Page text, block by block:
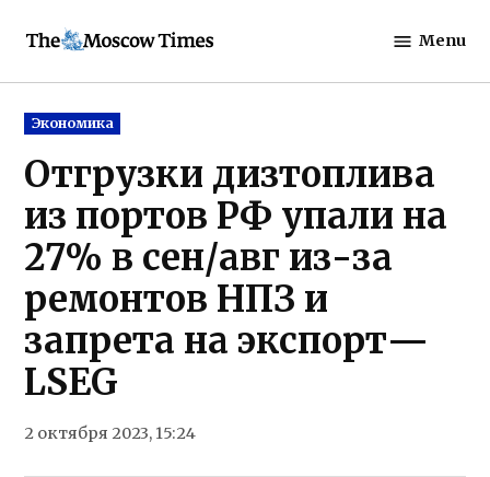
Moscow
Menu
Posted
in
Экономика
Отгрузки дизтоплива
из портов РФ упали на
27% в сен/авг из-за
ремонтов НПЗ и
запрета на экспорт—
LSEG
2 октября 2023, 15:24